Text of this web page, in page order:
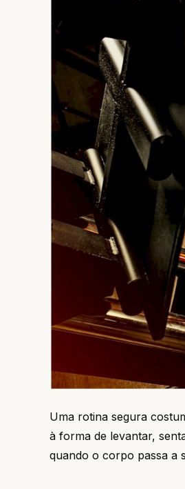
Uma rotina segura
à forma de levantar,
quando o corpo passa a